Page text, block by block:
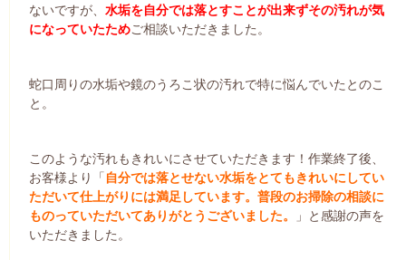
ないですが、 水垢を自分では落とすことが出来ずその汚れが気
になっていたためご相談いただきました。
蛇口周りの水垢や鏡のうろこ状の汚れで特に悩んでいたとのこ
と。
このような汚れもきれいにさせていただきます！作業終了後、
お客様より「 自分では落とせない水垢をとてもきれいにしてい
ただいて仕上がりには満足しています。普段のお掃除の相談に
ものっていただいてありがとうございました。
」と感謝の声を
いただきました。